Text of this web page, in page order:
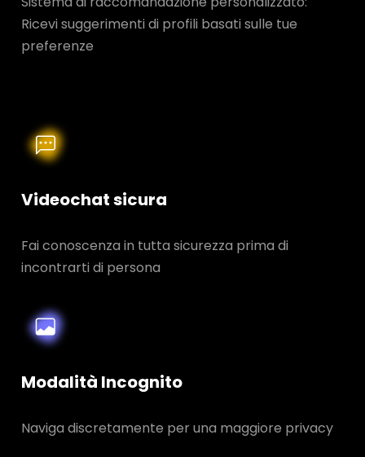
Ricevi suggerimenti di profili basati sulle tue
preferenze
Videochat sicura
Fai conoscenza in tutta sicurezza prima di
incontrarti di persona
Modalità Incognito
Naviga discretamente per una maggiore privacy